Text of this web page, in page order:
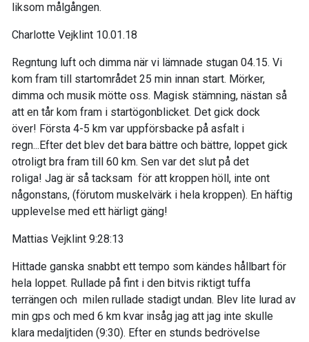
liksom målgången.
Charlotte Vejklint 10.01.18
Regntung luft och dimma när vi lämnade stugan 04.15. Vi
kom fram till startområdet 25 min innan start. Mörker,
dimma och musik mötte oss. Magisk stämning, nästan så
att en tår kom fram i startögonblicket. Det gick dock
över! Första 4-5 km var uppförsbacke på asfalt i
regn...Efter det blev det bara bättre och bättre, loppet gick
otroligt bra fram till 60 km. Sen var det slut på det
roliga! Jag är så tacksam för att kroppen höll, inte ont
någonstans, (förutom muskelvärk i hela kroppen). En häftig
upplevelse med ett härligt gäng!
Mattias Vejklint 9:28:13
Hittade ganska snabbt ett tempo som kändes hållbart för
hela loppet. Rullade på fint i den bitvis riktigt tuffa
terrängen och milen rullade stadigt undan. Blev lite lurad av
min gps och med 6 km kvar insåg jag att jag inte skulle
klara medaljtiden (9:30). Efter en stunds bedrövelse